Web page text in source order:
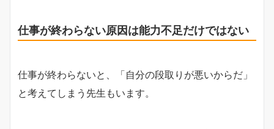
仕事が終わらない原因は能力不足だけではない
仕事が終わらないと、「自分の段取りが悪いからだ」
と考えてしまう先生もいます。